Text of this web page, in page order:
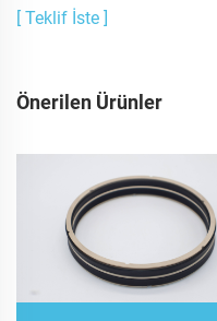
[ Teklif İste ]
Önerilen Ürünler